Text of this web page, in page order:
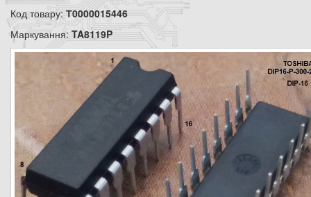
Код товару: Т0000015446
Маркування: TA8119P